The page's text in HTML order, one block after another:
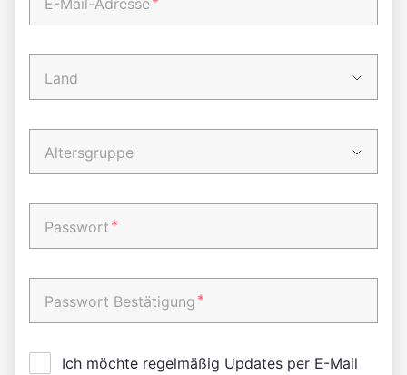
E-Mail-Adresse
Land
Altersgruppe
Passwort *
Passwort Bestätigung *
Ich möchte regelmäßig Updates per E-Mail